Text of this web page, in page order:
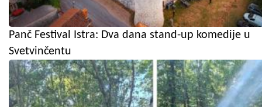
Panč Festival Istra: Dva dana stand-up komedije u
Svetvinčentu